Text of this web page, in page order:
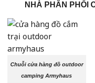
NHÀ PHÂN PHỐI
Chuỗi cửa hàng đồ outdoor
camping Armyhaus